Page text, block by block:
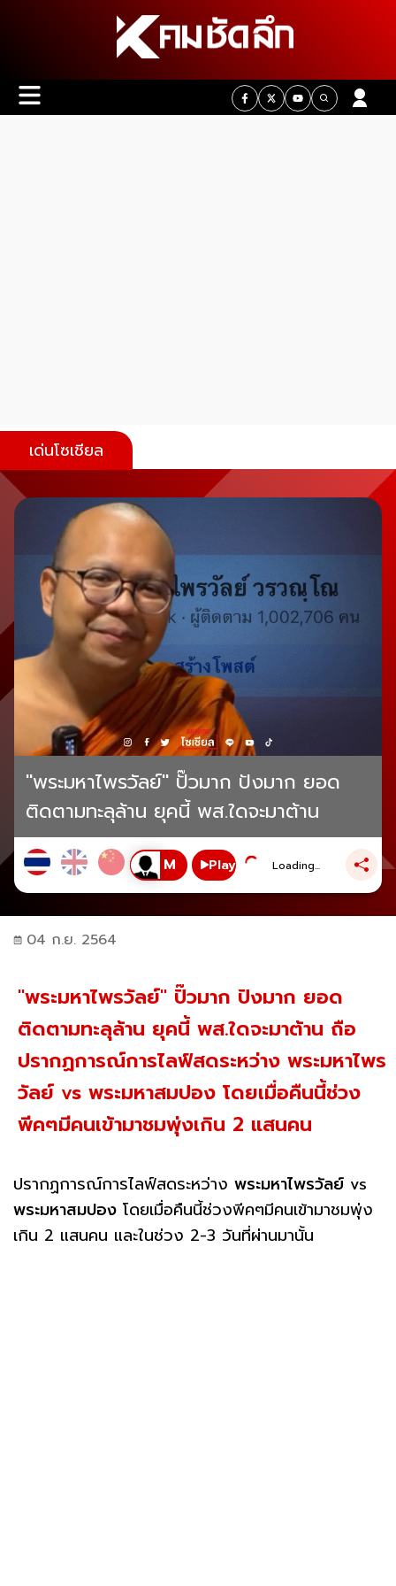
เด่นโซเชียล
"พระมหาไพรวัลย์" ปั๊วมาก ปังมาก ยอด
ติดตามทะลุล้าน ยุคนี้ พส.ใดจะมาต้าน
Play Loading...
04 ก.ย. 2564
"พระมหาไพรวัลย์" ปั๊วมาก ปังมาก ยอด
ติดตามทะลุล้าน ยุคนี้ พส.ใดจะมาต้าน ถือ
ปรากฏการณ์การไลฟ์สดระหว่าง พระมหาไพร
วัลย์ vs พระมหาสมปอง โดยเมื่อคืนนี้ช่วง
พีคๆมีคนเข้ามาชมพุ่งเกิน 2 แสนคน
ปรากฏการณ์การไลฟ์สดระหว่าง พระมหาไพรวัลย์ vs
พระมหาสมปอง โดยเมื่อคืนนี้ช่วงพีคๆมีคนเข้ามาชมพุ่ง
เกิน 2 แสนคน และในช่วง 2-3 วันที่ผ่านมานั้น